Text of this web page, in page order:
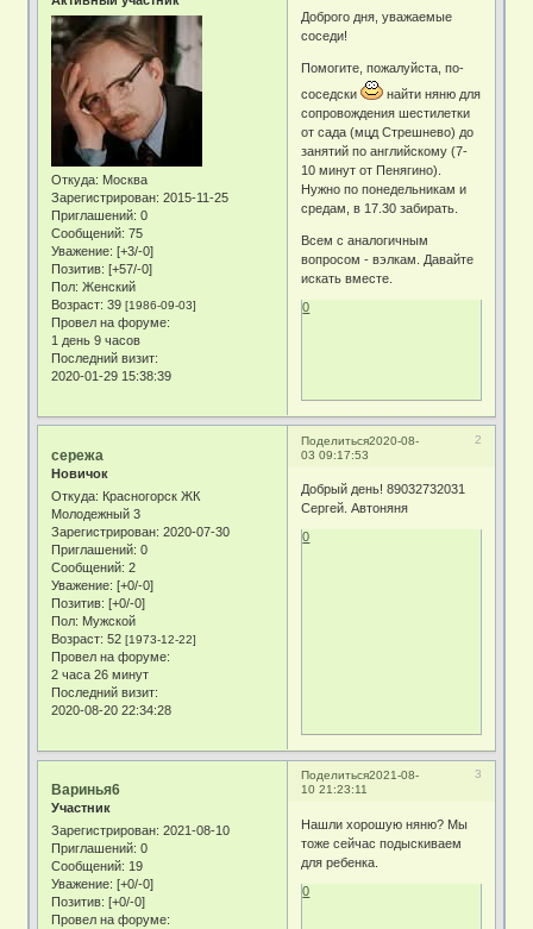
Откуда: Москва
Зарегистрирован: 2015-11-25
Приглашений: 0
Сообщений: 75
Уважение: [+3/-0]
Позитив: [+57/-0]
Пол: Женский
Возраст: 39[1986-09-03]
Провел на форуме:
1 день 9 часов
Последний визит:
2020-01-29 15:38:39
Доброго дня, уважаемые
соседи!
Помогите, пожалуйста, по-
соседски
найти няню для
сопровождения шестилетки
от сада (мцд Стрешнево) до
занятий по английскому (7-
10 минут от Пенягино).
Нужно по понедельникам и
средам, в 17.30 забирать.
Всем с аналогичным
вопросом - вэлкам. Давайте
искать вместе.
0
Поделиться 2
2020-08-
03 09:17:53
сережа
Новичок
Откуда: Красногорск ЖК
Молодежный 3
Зарегистрирован: 2020-07-30
Приглашений: 0
Сообщений: 2
Уважение: [+0/-0]
Позитив: [+0/-0]
Пол: Мужской
Возраст: 52[1973-12-22]
Провел на форуме:
2 часа 26 минут
Последний визит:
2020-08-20 22:34:28
Добрый день! 89032732031
Сергей. Автоняня
0
Поделиться 3
2021-08-
10 21:23:11
Варинья6
Участник
Зарегистрирован: 2021-08-10
Приглашений: 0
Сообщений: 19
Уважение: [+0/-0]
Позитив: [+0/-0]
Провел на форуме:
Нашли хорошую няню? Мы
тоже сейчас подыскиваем
для ребенка.
0